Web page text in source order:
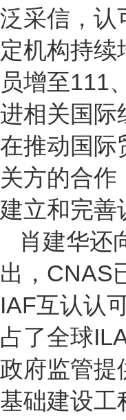
泛采信，认
定机构持续
员增至111
进相关国际
在推动国际
关方的合作
建立和完善
肖建华还
出， CNAS
IAF互认认
占了全球
政府监管提
基础建设工